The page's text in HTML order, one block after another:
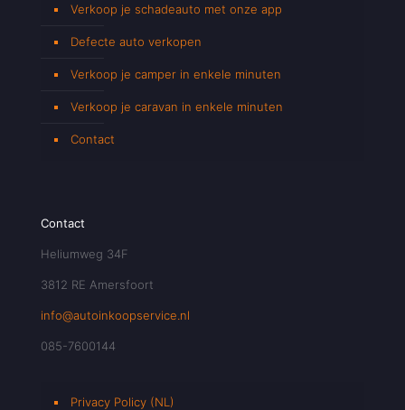
Verkoop je schadeauto met onze app
Defecte auto verkopen
Verkoop je camper in enkele minuten
Verkoop je caravan in enkele minuten
Contact
Contact
Heliumweg 34F
3812 RE Amersfoort
info@autoinkoopservice.nl
085-7600144
Privacy Policy (NL)